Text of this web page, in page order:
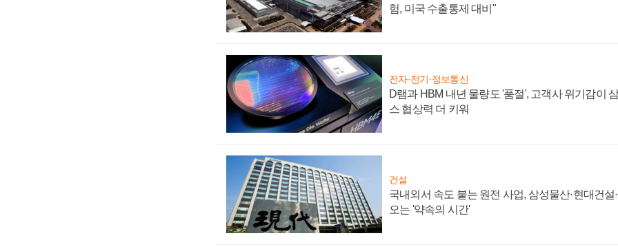
험, 미국 수출통제 대비"
전자·전기·정보통신
D램과 HBM 내년 물량도 '품절', 고객사 위기감이
스 협상력 더 키워
건설
국내외서 속도 붙는 원전 사업, 삼성물산·현대건설
오는 '약속의 시간'